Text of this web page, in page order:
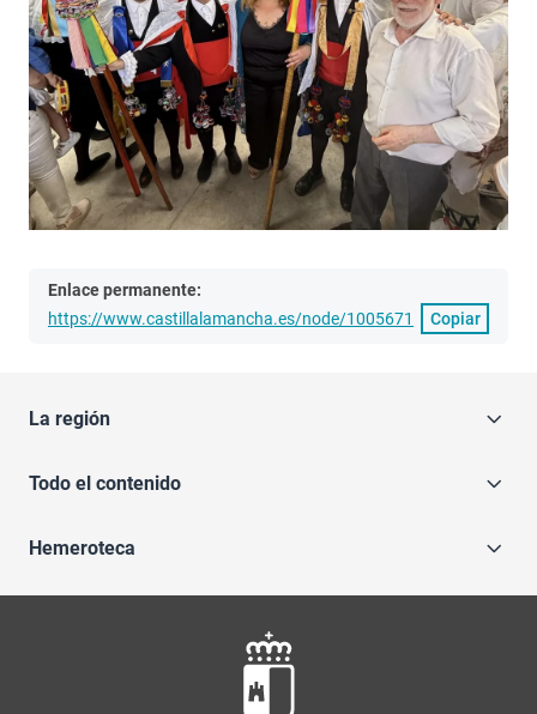
Enlace permanente:
https://www.castillalamancha.es/node/1005671
Copiar
La región
Todo el contenido
Hemeroteca